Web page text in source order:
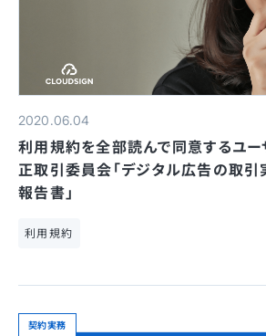
2020.06.04
利用規約を全部読んで同意するユ
正取引委員会「デジタル広告の取引
報告書」
利用規約
契約実務